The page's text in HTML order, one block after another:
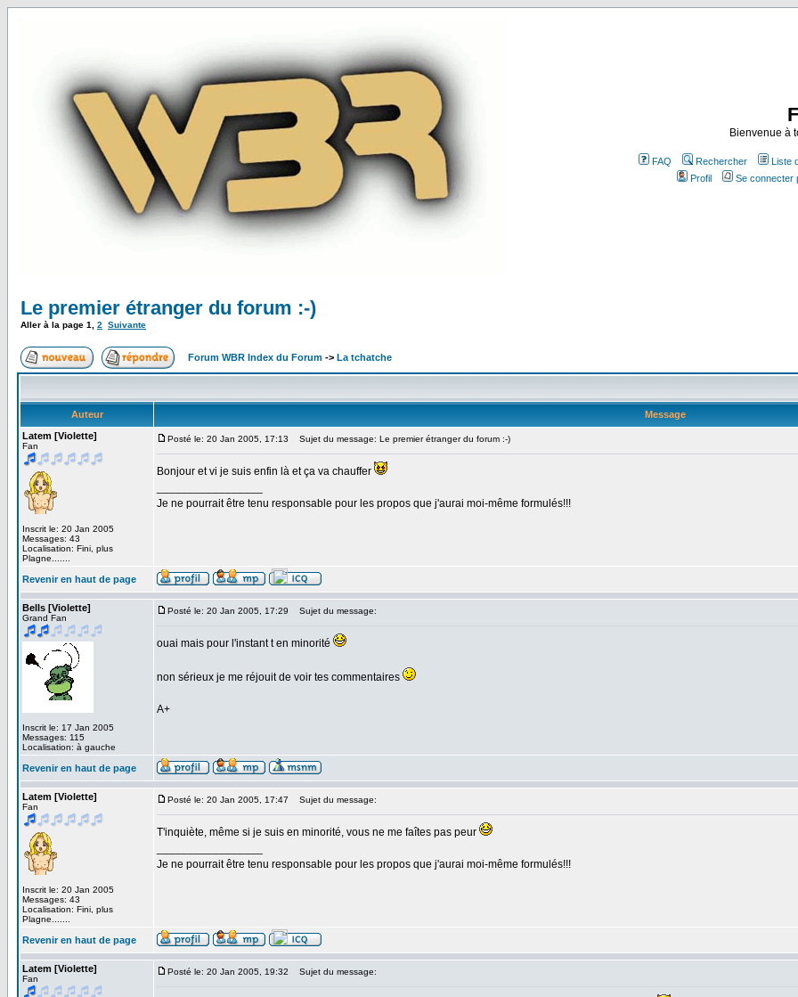
Bienvenue à
FAQ Rechercher
Liste
Profil
Se connecter
Le premier étranger du forum :-)
Aller à la page 1 2 Suivante
Forum WBR Index du Forum -> La tchatche
Auteur
Message
Latem [Violette]
Fan
Inscrit le: 20 Jan 2005
Messages: 43
Localisation: Fini, plus
Plagne.......
Posté le: 20 Jan 2005, 17:13 Sujet du message: Le premier étranger du forum :-)
Bonjour et vi je suis enfin là et ça va chauffer
Je ne pourrait être tenu responsable pour les propos que j'aurai moi-même formulés!!!
Revenir en haut de page
Bells [Violette]
Grand Fan
Inscrit le: 17 Jan 2005
Messages: 115
Localisation: à gauche
Posté le: 20 Jan 2005, 17:29 Sujet du message:
ouai mais pour l'instant t en minorité
non sérieux je me réjouit de voir tes commentaires
A+
Revenir en haut de page
Latem [Violette]
Fan
Inscrit le: 20 Jan 2005
Messages: 43
Localisation: Fini, plus
Plagne.......
Posté le: 20 Jan 2005, 17:47 Sujet du message:
T'inquiète, même si je suis en minorité, vous ne me faîtes pas peur
Je ne pourrait être tenu responsable pour les propos que j'aurai moi-même formulés!!!
Revenir en haut de page
Latem [Violette]
Fan
Posté le: 20 Jan 2005, 19:32 Sujet du message: